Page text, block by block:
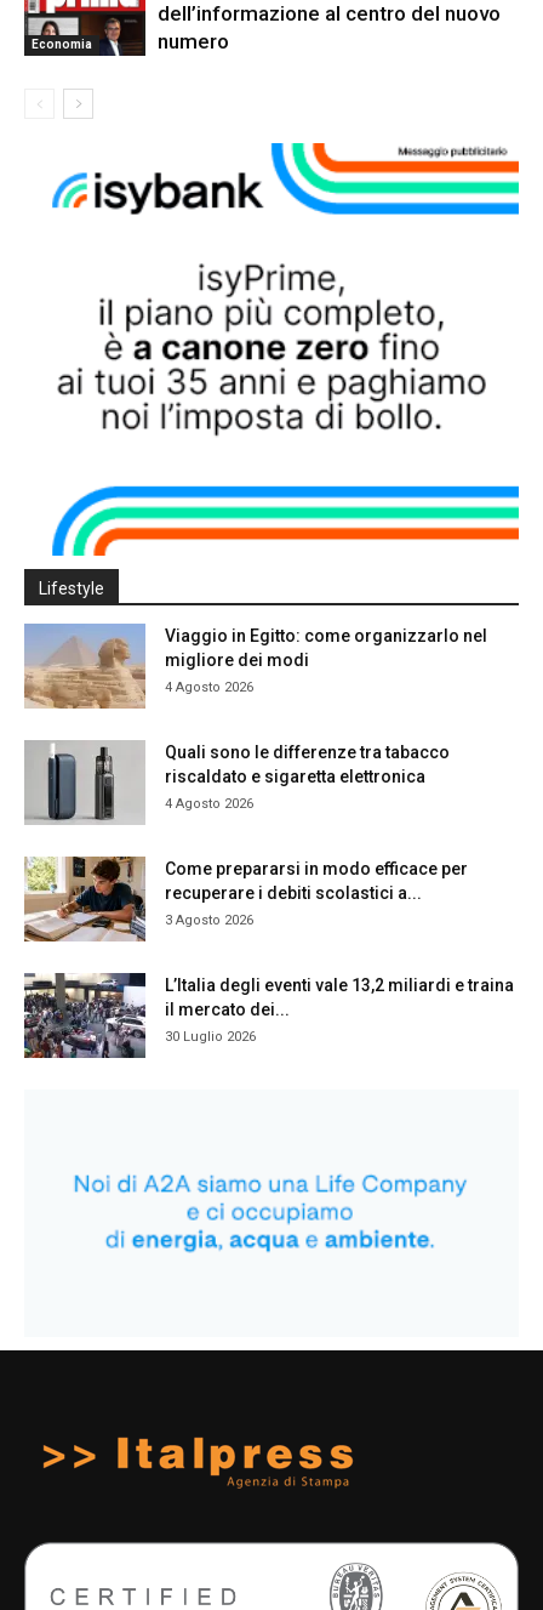
Economia
dell’informazione al centro del nuovo
numero
Lifestyle
Viaggio in Egitto: come organizzarlo nel
migliore dei modi
4 Agosto 2026
Quali sono le differenze tra tabacco
riscaldato e sigaretta elettronica
4 Agosto 2026
Come prepararsi in modo efficace per
recuperare i debiti scolastici a...
3 Agosto 2026
L’Italia degli eventi vale 13,2 miliardi e traina
il mercato dei...
30 Luglio 2026